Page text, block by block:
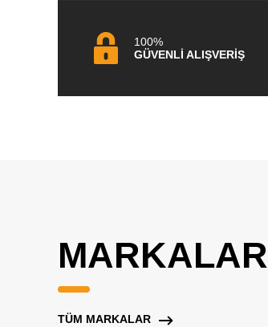
100%
GÜVENLİ ALIŞVERİŞ
MARKALAR
TÜM MARKALAR